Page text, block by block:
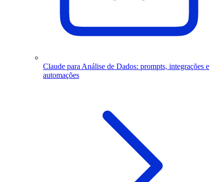
Claude para Análise de Dados: prompts, integrações e
automações